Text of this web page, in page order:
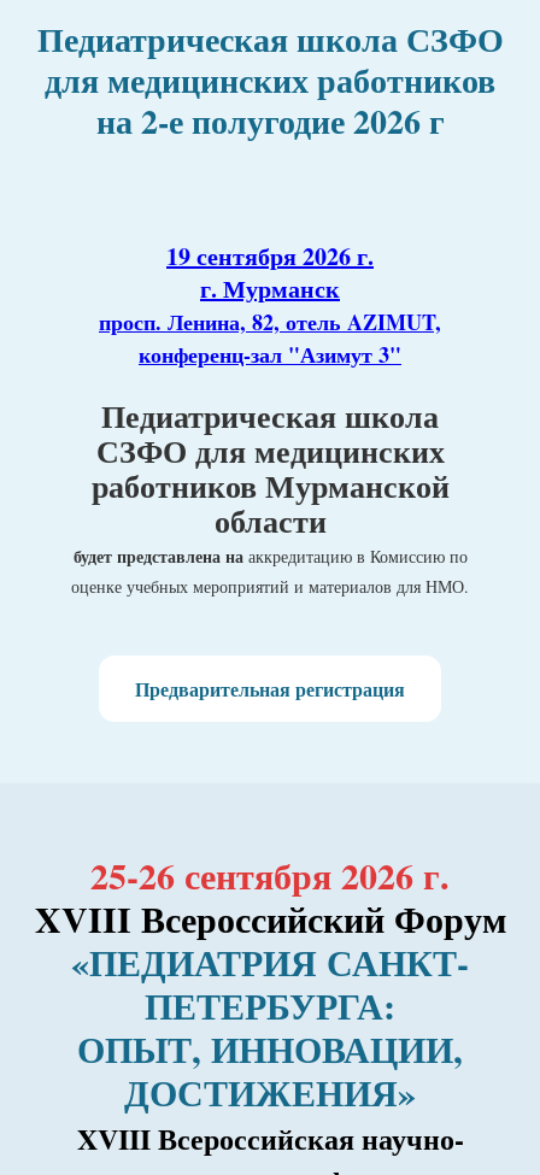
Педиатрическая школа СЗФО
для медицинских работников
на 2-е полугодие 2026 г
19 сентября 2026 г.
г. Мурманск
просп. Ленина, 82, отель AZIMUT,
конференц-зал "Азимут 3"
Педиатрическая школа
СЗФО для медицинских
работников Мурманской
области
будет представлена нааккредитацию в Комиссию по
оценке учебных мероприятий и материалов для НМО.
Предварительная регистрация
25-26 сентября 2026 г.
XVIII Всероссийский Форум
«ПЕДИАТРИЯ САНКТ-
ПЕТЕРБУРГА:
ОПЫТ, ИННОВАЦИИ,
ДОСТИЖЕНИЯ»
XVIII Всероссийская научно-